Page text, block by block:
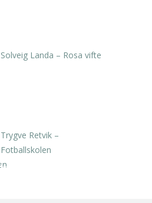
Solveig Landa – Rosa vifte
Trygve Retvik –
Fotballskolen
kr